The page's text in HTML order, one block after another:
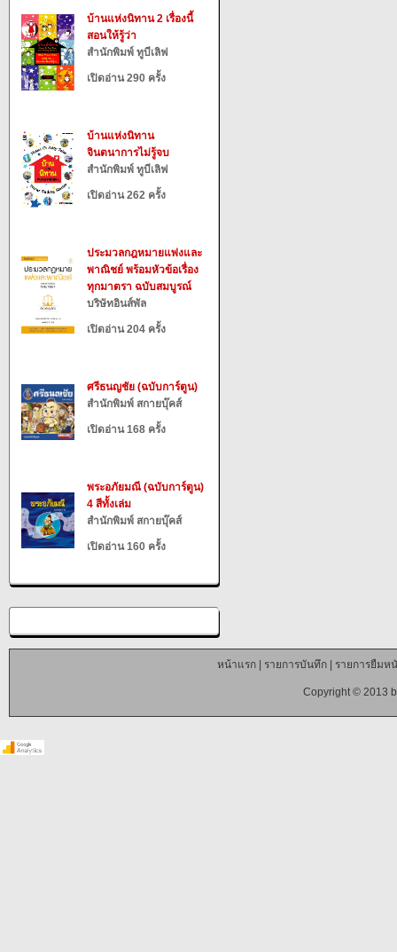
บ้านแห่งนิทาน 2 เรื่องนี้
สอนให้รู้ว่า
สำนักพิมพ์ ทูบีเลิฟ
เปิดอ่าน 290 ครั้ง
บ้านแห่งนิทาน
จินตนาการไม่รู้จบ
สำนักพิมพ์ ทูบีเลิฟ
เปิดอ่าน 262 ครั้ง
ประมวลกฎหมายแพ่งและ
พาณิชย์ พร้อมหัวข้อเรื่อง
ทุกมาตรา ฉบับสมบูรณ์
บริษัทอินส์พัล
เปิดอ่าน 204 ครั้ง
ศรีธนญชัย (ฉบับการ์ตูน)
สำนักพิมพ์ สกายบุ๊คส์
เปิดอ่าน 168 ครั้ง
พระอภัยมณี (ฉบับการ์ตูน)
4 สีทั้งเล่ม
สำนักพิมพ์ สกายบุ๊คส์
เปิดอ่าน 160 ครั้ง
หน้าแรก| รายการบันทึก| รายการยืมห
Copyright © 2013